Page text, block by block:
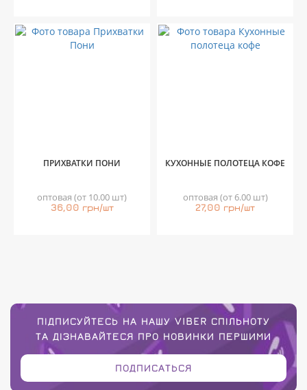
ПРИХВАТКИ ПОНИ
оптовая (от 10.00 шт)
36,00 грн/шт
КУХОННЫЕ ПОЛОТЕЦА КОФЕ
оптовая (от 6.00 шт)
27,00 грн/шт
ПІДПИСУЙТЕСЬ НА НАШУ VIBER СПІЛЬНОТУ
ТА ДІЗНАВАЙТЕСЯ ПРО НОВИНКИ ПЕРШИМИ
ПОДПИСАТЬСЯ